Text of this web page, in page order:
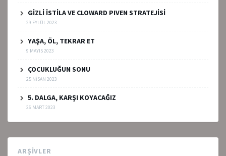
GİZLİ İSTİLA VE CLOWARD PIVEN STRATEJİSİ
29 EYLÜL 2023
YAŞA, ÖL, TEKRAR ET
9 MAYIS 2023
ÇOCUKLUĞUN SONU
25 NISAN 2023
5. DALGA, KARŞI KOYACAĞIZ
26 MART 2023
ARŞIVLER